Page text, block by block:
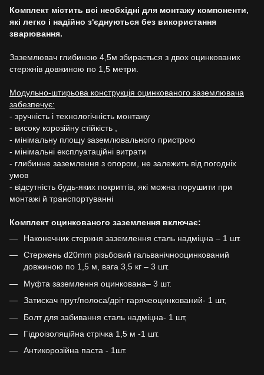
Комплект містить всі необхідні для монтажу компоненти,
які легко і надійно з'єднуються без використання
зварювання.
Заземлювач глибиною 4,5м збирається з двох оцинкованих
стержнів довжиною по 1,5 метри.
Модульно-штирьова конструкція оцинкованого заземлювача
забезпечує:
- зручність і технологічність монтажу
- високу корозійну стійкість ,
- мінімальну площу заземлювального пристрою
- мінімальні експлуатаційні витрати
- глибинне заземлення з опором, не залежить від погодніх
умов
- відсутність будь-яких покриттів, які можна порушити при
монтажі й транспортуванні
Комплект оцинкованого заземлення включає:
Наконечник стержня заземлення сталь надміцна – 1 шт.
Стержень d20mm різьбовий гальванічнооцинкований
довжиною по 1,5 м, вага 3,5 кг – 3 шт.
Муфта заземлення оцинкована– 3 шт.
Затискач прут/полоса/дріт гарячеоцинкований- 1 шт,
Болт для забивання сталь надміцна- 1 шт,
Гідроізоляційна стрічка 1,5 м -1 шт.
Антикорозійна паста - 1шт.